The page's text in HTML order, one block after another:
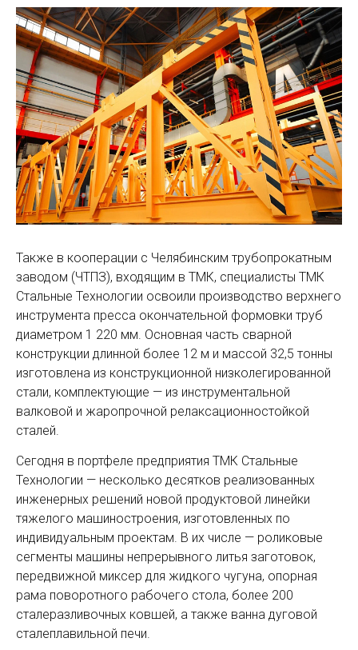
Также в кооперации с Челябинским трубопрокатным
заводом (ЧТПЗ), входящим в ТМК, специалисты ТМК
Стальные Технологии освоили производство верхнего
инструмента пресса окончательной формовки труб
диаметром 1 220 мм. Основная часть сварной
конструкции длинной более 12 м и массой 32,5 тонны
изготовлена из конструкционной низколегированной
стали, комплектующие — из инструментальной
валковой и жаропрочной релаксационностойкой
сталей.
Сегодня в портфеле предприятия ТМК Стальные
Технологии — несколько десятков реализованных
инженерных решений новой продуктовой линейки
тяжелого машиностроения, изготовленных по
индивидуальным проектам. В их числе — роликовые
сегменты машины непрерывного литья заготовок,
передвижной миксер для жидкого чугуна, опорная
рама поворотного рабочего стола, более 200
сталеразливочных ковшей, а также ванна дуговой
сталеплавильной печи.